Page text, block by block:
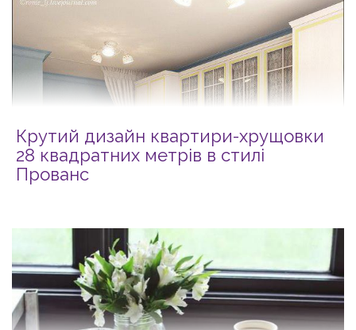
Крутий дизайн квартири-хрущовки
28 квадратних метрів в стилі
Прованс